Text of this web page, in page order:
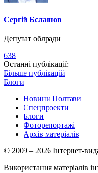
Сергій Бєлашов
Депутат облради
638
Останні публікації:
Більше публікацій
Блоги
Новини Полтави
Спецпроекти
Блоги
Фоторепортажі
Архів матеріалів
© 2009 – 2026 Інтернет-
Використання матеріалів